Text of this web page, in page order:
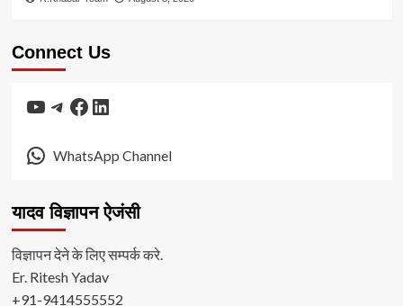
Connect Us
YouTube
Telegram
Facebook
LinkedIn
WhatsApp Channel
यादव विज्ञापन ऐजंसी
विज्ञापन देने के लिए सम्पर्क करे.
Er. Ritesh Yadav
+91-9414555552